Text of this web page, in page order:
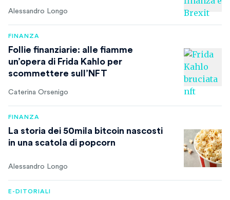
Alessandro Longo
FINANZA
Follie finanziarie: alle fiamme
un’opera di Frida Kahlo per
scommettere sull’NFT
Caterina Orsenigo
FINANZA
La storia dei 50mila bitcoin nascosti
in una scatola di popcorn
Alessandro Longo
E-DITORIALI